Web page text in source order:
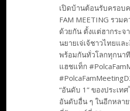
เปิดบ้านต้อนรับครอบ
FAM MEETING รวม
ด้วยกัน ตั้งแต่ฮากระจ
นยายเจ่เจ้ชาวไทยแ
พร้อมกันทั่วโลกทุกนา
แฮชแท็ก
“อันดับ 1” ของประเท
อันดับอื่น ๆ ในอีกหลา